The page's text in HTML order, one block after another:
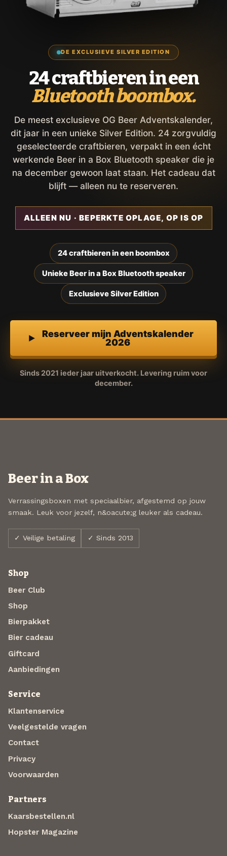
DE EXCLUSIEVE SILVER EDITION
24 craftbieren in een
Bluetooth boombox.
De meest exclusieve OG Beer Adventskalender,
dit jaar in een unieke Silver Edition. 24 zorgvuldig
geselecteerde craftbieren, verpakt in een écht
werkende Beer in a Box Bluetooth speaker die je
na december gewoon laat staan. Het cadeau dat
blijft — alleen nu te reserveren.
ALLEEN NU · BEPERKTE OPLAGE, OP IS OP
24 craftbieren in een boombox
Unieke Beer in a Box Bluetooth speaker
Exclusieve Silver Edition
Reserveer mijn Adventskalender
2026
Sinds 2021 ieder jaar uitverkocht. Levering ruim voor
december.
Beer in a Box
Verrassingsboxen met speciaalbier, afgestemd op jouw
smaak. Leuk voor jezelf, n&oacute;g leuker als cadeau.
✓ Veilige betaling ✓ Sinds 2013
Shop
Beer Club
Shop
Bierpakket
Bier cadeau
Giftcard
Aanbiedingen
Service
Klantenservice
Veelgestelde vragen
Contact
Privacy
Voorwaarden
Partners
Kaarsbestellen.nl
Hopster Magazine